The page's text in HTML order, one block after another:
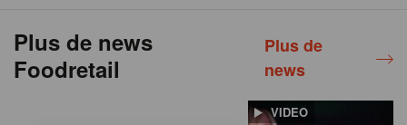
Plus de news
Foodretail
Plus de
news
VIDEO